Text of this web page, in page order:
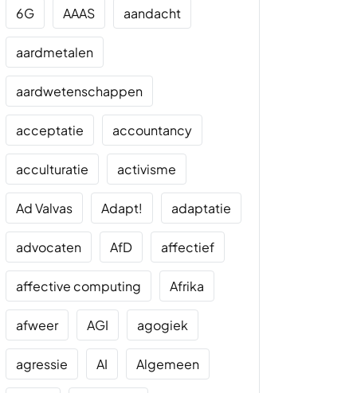
6G AAAS aandacht
aardmetalen
aardwetenschappen
acceptatie accountancy
acculturatie activisme
Ad Valvas Adapt! adaptatie
advocaten AfD affectief
affective computing Afrika
afweer AGI agogiek
agressie AI Algemeen